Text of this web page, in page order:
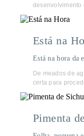
desenvolvimento
Está na
Está na hora da
De meados de
certa para
Pimenta